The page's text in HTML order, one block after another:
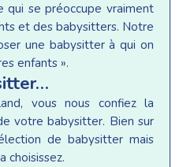
qui se préoccupe vraiment
et des babysitters. Notre
une babysitter à qui on
enfants ».
vous nous confiez la
votre babysitter. Bien sur
de babysitter mais
choisissez.